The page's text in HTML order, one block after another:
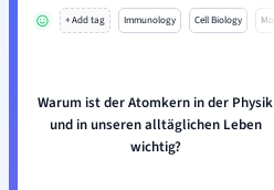
+ Add tag Immunology Cell Biology Mo
Warum ist der Atomkern in der Physik
und in unseren alltäglichen Leben
wichtig?